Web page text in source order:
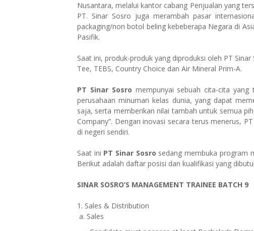
Nusantara, melalui kantor cabang Penjualan yang
PT. Sinar Sosro juga merambah pasar
packaging/non botol beling kebeberapa Negara di
Pasifik.
Saat ini, produk-produk yang diproduksi oleh PT
Tee, TEBS, Country Choice dan Air Mineral Prim-A.
PT Sinar Sosro mempunyai sebuah cita-cita
perusahaan minuman kelas dunia, yang dapat
saja, serta memberikan nilai tambah untuk semua
Company”. Dengan inovasi secara terus menerus,
di negeri sendiri.
Saat ini PT Sinar Sosro sedang membuka program
Berikut adalah daftar posisi dan kualifikasi yang
SINAR SOSRO’S MANAGEMENT TRAINEE BATCH 9
1. Sales & Distribution
a. Sales